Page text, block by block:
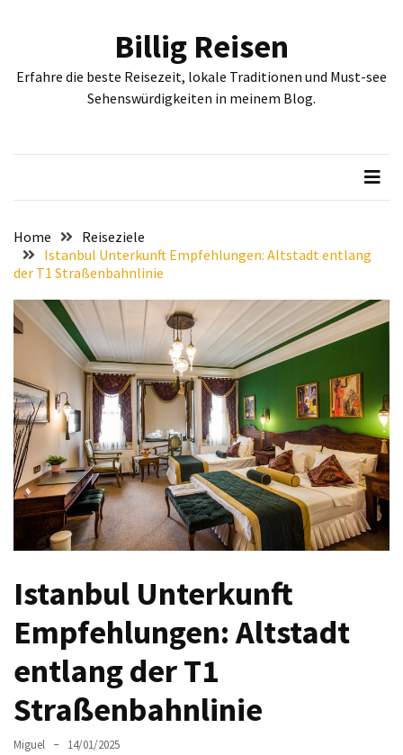
BEITRÄGE
kulturelle
Sehenswürdigkeiten,
die
Sie
gesehen
Erleben
Sie
Luxus
und
Gemütlichkeit:
besten
Hotels
Sofia
Plovdiv
entdecken:
Das
Herz
der
Billig Reisen
Erfahre die beste Reisezeit, lokale Traditionen und Must-see
Sehenswürdigkeiten in meinem Blog.
Home
Reiseziele
Istanbul Unterkunft Empfehlungen: Altstadt entlang
der T1 Straßenbahnlinie
Istanbul Unterkunft
Empfehlungen: Altstadt
entlang der T1
Straßenbahnlinie
Miguel 14/01/2025